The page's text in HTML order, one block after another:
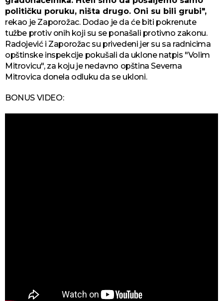
političku poruku, ništa drugo. Oni su bili grubi",
rekao je Zaporožac. Dodao je da će biti pokrenute
tužbe protiv onih koji su se ponašali protivno zakonu.
Radojević i Zaporožac su privedeni jer su sa radnicima
opštinske inspekcije pokušali da uklone natpis "Volim
Mitrovicu", za koju je nedavno opština Severna
Mitrovica donela odluku da se ukloni.
BONUS VIDEO: